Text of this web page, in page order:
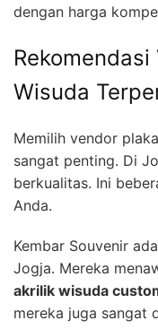
dengan harga
Wisuda
Memilih vendor
sangat penting. Di
berkualitas. Ini
Anda.
Kembar Souvenir
Jogja. Mereka
akrilik wisuda
mereka juga sangat